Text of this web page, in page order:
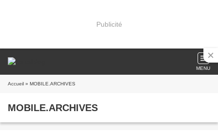
Publicité
MENU
Accueil » MOBILE.ARCHIVES
MOBILE.ARCHIVES